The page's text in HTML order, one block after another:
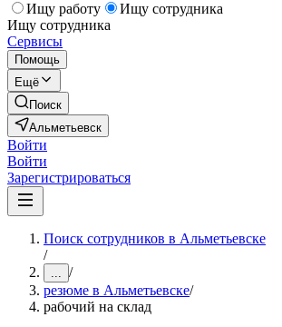
Ищу работу
Ищу сотрудника
Ищу сотрудника
Сервисы
Помощь
Ещё
Поиск
Альметьевск
Войти
Войти
Зарегистрироваться
Поиск сотрудников в Альметьевске
/
... /
резюме в Альметьевске/
рабочий на склад